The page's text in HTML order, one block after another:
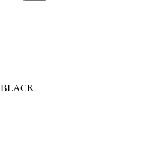
BLACK